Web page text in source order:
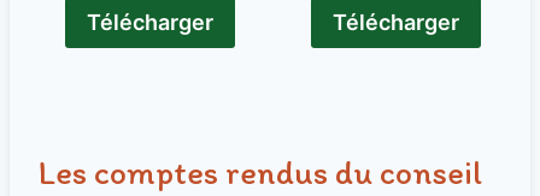
Télécharger Télécharger
Les comptes rendus du conseil